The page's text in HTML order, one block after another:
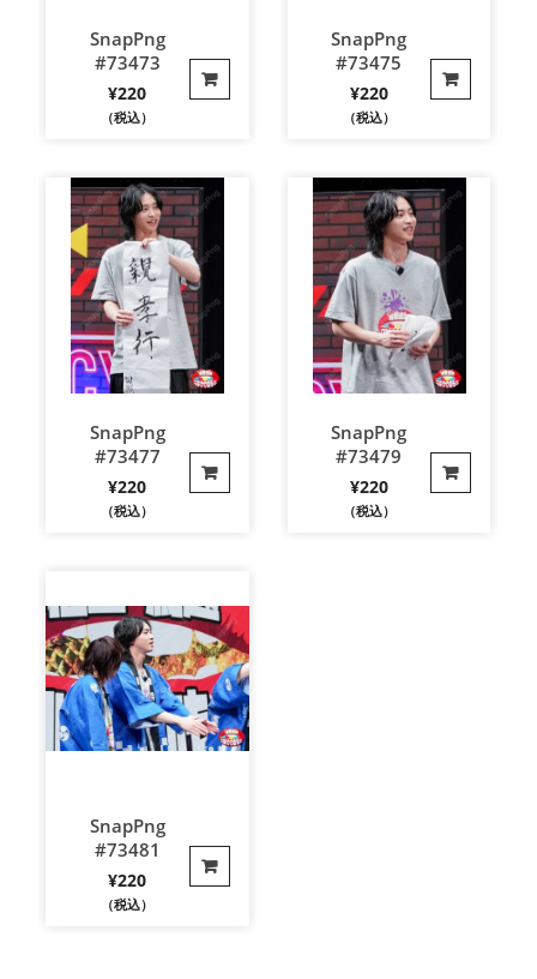
SnapPng
#73473
¥220
（税込）
SnapPng
#73475
¥220
（税込）
SnapPng
#73477
¥220
（税込）
SnapPng
#73479
¥220
（税込）
SnapPng
#73481
¥220
（税込）